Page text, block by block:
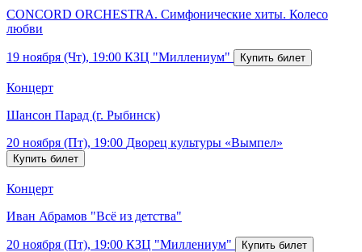
CONCORD ORCHESTRA. Симфонические хиты. Колесо
любви
19 ноября (Чт), 19:00 КЗЦ "Миллениум"
Концерт
Шансон Парад (г. Рыбинск)
20 ноября (Пт), 19:00 Дворец культуры «Вымпел»
Концерт
Иван Абрамов "Всё из детства"
20 ноября (Пт), 19:00 КЗЦ "Миллениум"